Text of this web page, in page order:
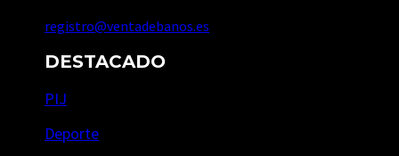
registro@ventadebanos.es
DESTACADO
PIJ
Deporte